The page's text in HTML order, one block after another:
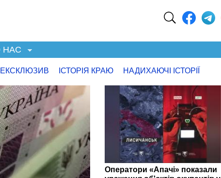
НАС
ЕКСКЛЮЗИВ ІСТОРІЯ КРАЮ НАДИХАЮЧІ ІСТОРІЇ
Оператори «Апачі» показали